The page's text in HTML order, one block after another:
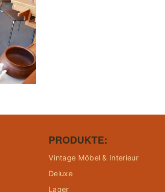
PRODUKTE:
Vintage Möbel & Interieur
Deluxe
Lager